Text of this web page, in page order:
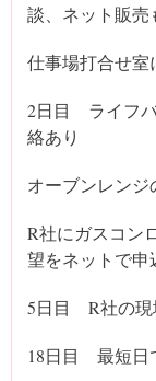
談、ネット販売
仕事場打合せ室
2日目 ライフ
絡あり
オーブンレン
R社にガスコン
望をネットで申
5日目 R社の現
18日目 最短日